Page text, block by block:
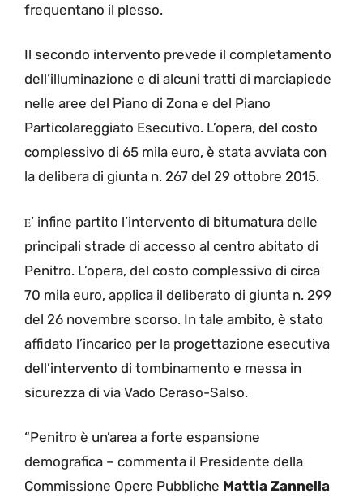
frequentano il plesso.
Il secondo intervento prevede il completamento
dell’illuminazione e di alcuni tratti di marciapiede
nelle aree del Piano di Zona e del Piano
Particolareggiato Esecutivo. L’opera, del costo
complessivo di 65 mila euro, è stata avviata con
la delibera di giunta n. 267 del 29 ottobre 2015.
E’ infine partito l’intervento di bitumatura delle
principali strade di accesso al centro abitato di
Penitro. L’opera, del costo complessivo di circa
70 mila euro, applica il deliberato di giunta n. 299
del 26 novembre scorso. In tale ambito, è stato
affidato l’incarico per la progettazione esecutiva
dell’intervento di tombinamento e messa in
sicurezza di via Vado Ceraso-Salso.
“Penitro è un’area a forte espansione
demografica – commenta il Presidente della
Commissione Opere Pubbliche Mattia Zannella